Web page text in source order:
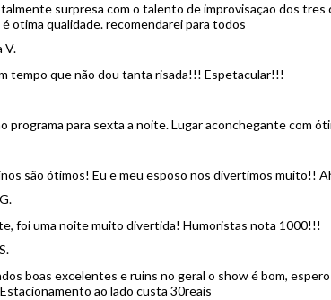
surpresa com o talento de improvisaçao dos tres
otima qualidade. recomendarei para todos
V.
tempo que não dou tanta risada!!! Espetacular!!!
programa para sexta a noite. Lugar aconchegante com
são ótimos! Eu e meu esposo nos divertimos muito!!
foi uma noite muito divertida! Humoristas nota 1000!!!
boas excelentes e ruins no geral o show é bom,
ao lado custa 30reais